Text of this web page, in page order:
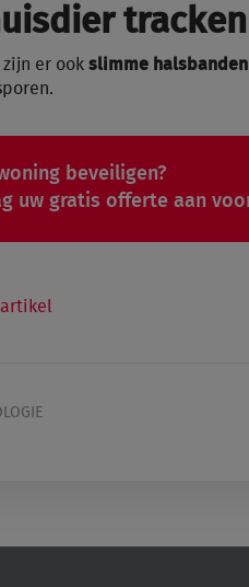
tracken
er ook slimme
beveiligen?
uw gratis offerte aan